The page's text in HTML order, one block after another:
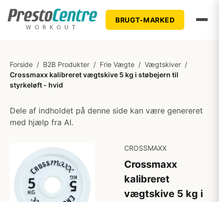
BRUGT-MARKED
Forside / B2B Produkter / Frie Vægte / Vægtskiver /
Crossmaxx kalibreret vægtskive 5 kg i støbejern til
styrkeløft - hvid
Dele af indholdet på denne side kan være genereret
med hjælp fra AI.
CROSSMAXX
Crossmaxx
kalibreret
vægtskive 5 kg i